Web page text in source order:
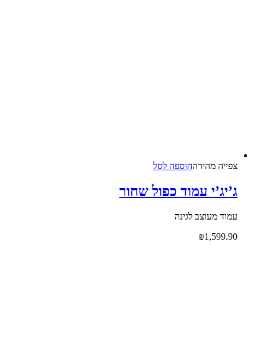
צפייה‬ ‫מהירה‬הוספה לסל
ג’יג’י עמוד כפול שחור
עמוד מעוצב לגינה
₪1,599.90